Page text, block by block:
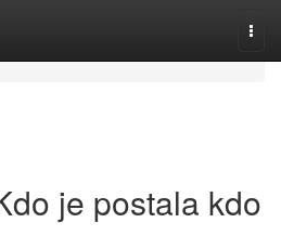
je postala kdo